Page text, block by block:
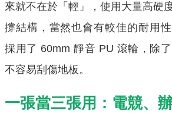
來就不在於「輕」，使用大量高硬
撐結構，當然也會有較佳的耐用
採用了 60mm 靜音 PU 滾輪，除
不容易刮傷地板。
一張當三張用：電競、